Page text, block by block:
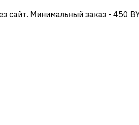
сайт. Минимальный заказ - 450